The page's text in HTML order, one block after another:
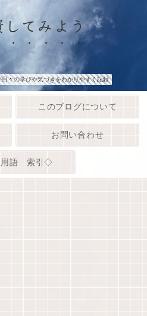
してみよう
々の学びや気づきをわかりやすく記録
このブログについて
お問い合わせ
語 索引◇